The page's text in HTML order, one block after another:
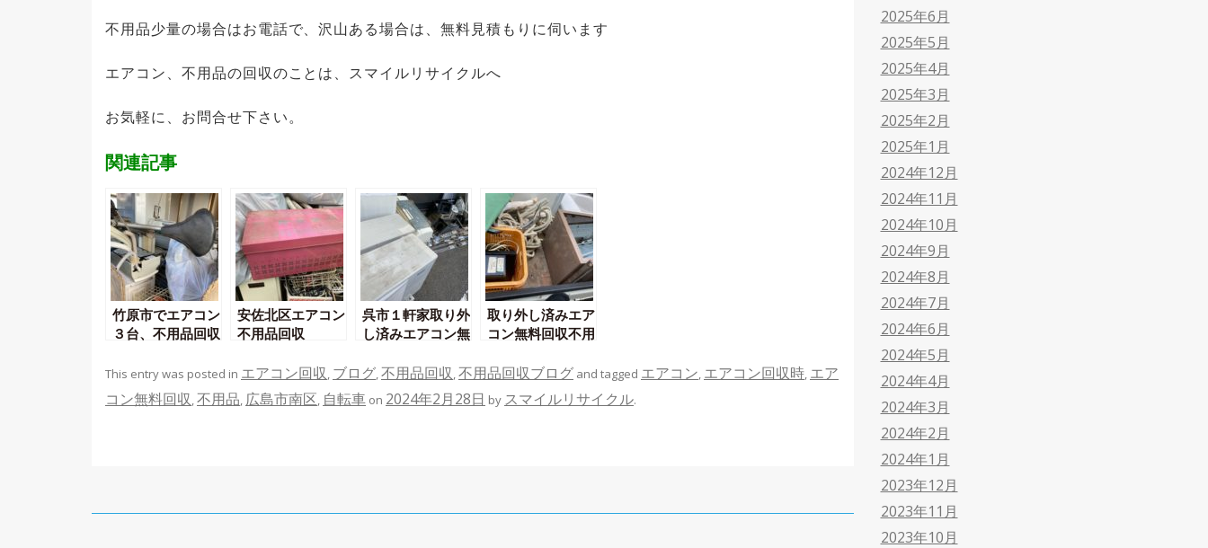
不用品少量の場合はお電話で、沢山ある場合は、無料見積もりに伺います
エアコン、不用品の回収のことは、スマイルリサイクルへ
お気軽に、お問合せ下さい。
関連記事
竹原市でエアコン
３台、不用品回収
安佐北区エアコン
不用品回収
呉市１軒家取り外
し済みエアコン無
取り外し済みエア
コン無料回収不用
This entry was posted in エアコン回収, ブログ,不用品回収,不用品回収ブログ and tagged エアコン, エアコン回収時, エア
コン無料回収,不用品, 広島市南区, 自転車 on 2024年2月28日 by スマイルリサイクル.
2025年6月
2025年5月
2025年4月
2025年3月
2025年2月
2025年1月
2024年12月
2024年11月
2024年10月
2024年9月
2024年8月
2024年7月
2024年6月
2024年5月
2024年4月
2024年3月
2024年2月
2024年1月
2023年12月
2023年11月
2023年10月